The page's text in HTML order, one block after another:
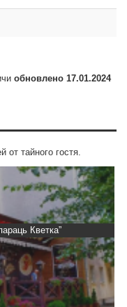
обновлено 17.01.2024
от тайного гостя.
Кветка”